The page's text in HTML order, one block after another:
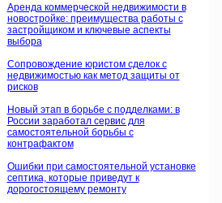
Аренда коммерческой недвижимости в
новостройке: преимущества работы с
застройщиком и ключевые аспекты
выбора
Сопровождение юристом сделок с
недвижимостью как метод защиты от
рисков
Новый этап в борьбе с подделками: в
России заработал сервис для
самостоятельной борьбы с
контрафактом
Ошибки при самостоятельной установке
септика, которые приведут к
дорогостоящему ремонту